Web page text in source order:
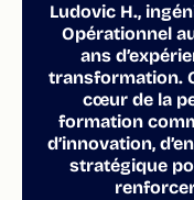
Ludovic H.,
Opérationnel
ans
transformation.
cœur de la
formation
d’innovation,
stratégique